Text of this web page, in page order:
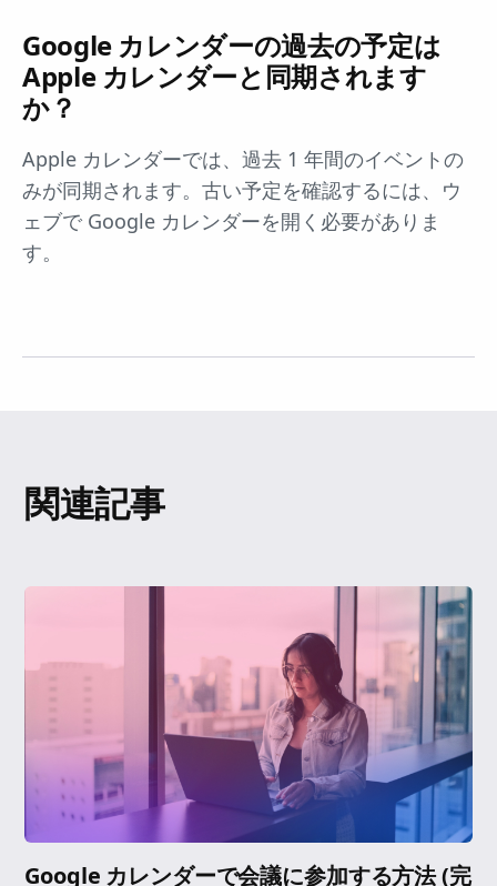
Google カレンダーの過去の予定は
Apple カレンダーと同期されます
か？
Apple カレンダーでは、過去 1 年間のイベントの
みが同期されます。古い予定を確認するには、ウ
ェブで Google カレンダーを開く必要がありま
す。
関連記事
Google カレンダーで会議に参加する方法 (完